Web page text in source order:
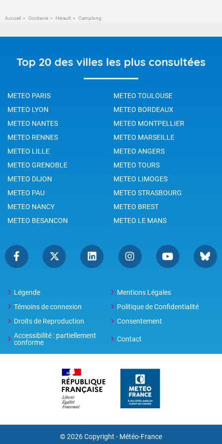
Accueil Occitanie Hérault Camplong
Top 20 des villes les plus consultées
METEO PARIS
METEO TOULOUSE
METEO LYON
METEO BORDEAUX
METEO NANTES
METEO MONTPELLIER
METEO RENNES
METEO MARSEILLE
METEO LILLE
METEO ANGERS
METEO GRENOBLE
METEO TOURS
METEO DIJON
METEO LIMOGES
METEO PAU
METEO STRASBOURG
METEO NANCY
METEO BREST
METEO BESANCON
METEO LE MANS
Légende
Mentions Légales
Témoins de connexion
Politique de Confidentialité
Droits de Reproduction
Consentement
Accessibilité : partiellement
conforme
Contact
© 2026 Copyright - Météo-France